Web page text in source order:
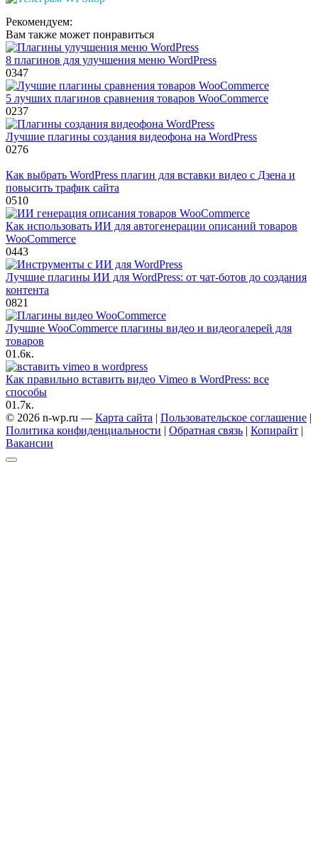
Рекомендуем:
Вам также может понравиться
8 плагинов для улучшения меню WordPress
0347
5 лучших плагинов сравнения товаров WooCommerce
0237
Лучшие плагины создания видеофона на WordPress
0276
Как выбрать WordPress плагин для вставки видео с Дзена и
повысить трафик сайта
0510
Как использовать ИИ для автогенерации описаний товаров
WooCommerce
0443
Лучшие плагины ИИ для WordPress: от чат-ботов до создания
контента
0821
Лучшие WooCommerce плагины видео и видеогалерей для
товаров
01.6к.
Как правильно вставить видео Vimeo в WordPress: все
способы
01.7к.
© 2026 n-wp.ru — Карта сайта | Пользовательское соглашение |
Политика конфиденциальности | Обратная связь | Копирайт |
Вакансии